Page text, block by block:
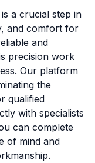
a crucial step in
and comfort for
and
precision work
Our platform
the
qualified
with specialists
can complete
of mind and